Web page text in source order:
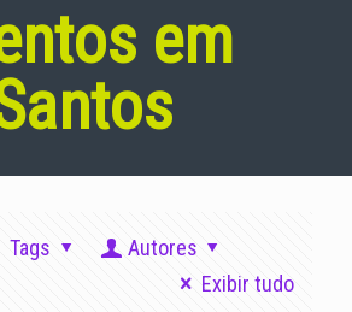
em
Tags
Autores
Exibir tudo